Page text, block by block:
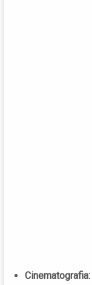
Cinematografia: